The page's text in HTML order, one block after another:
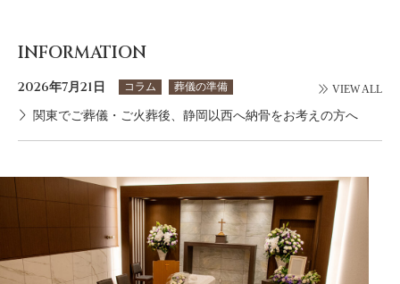
INFORMATION
2026年7月21日 コラム 葬儀の準備 VIEW ALL
関東でご葬儀・ご火葬後、静岡以西へ納骨をお考えの方へ